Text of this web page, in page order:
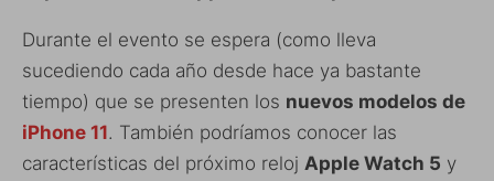
Durante el evento se espera (como lleva
sucediendo cada año desde hace ya bastante
tiempo) que se presenten los nuevos modelos de
iPhone 11. También podríamos conocer las
características del próximo reloj Apple Watch 5 y